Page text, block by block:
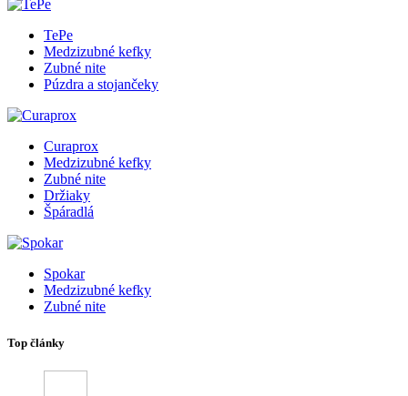
TePe
Medzizubné kefky
Zubné nite
Púzdra a stojančeky
Curaprox
Medzizubné kefky
Zubné nite
Držiaky
Špáradlá
Spokar
Medzizubné kefky
Zubné nite
Top články